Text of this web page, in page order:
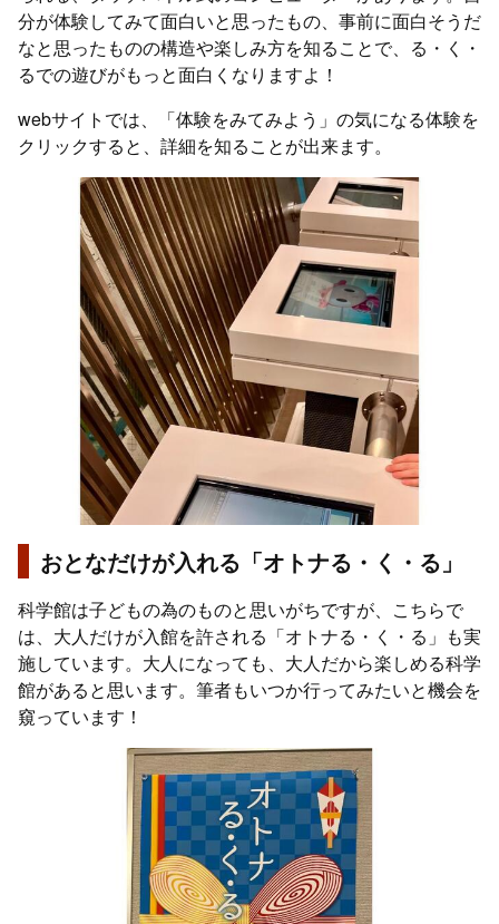
分が体験してみて面白いと思ったもの、事前に面白そうだ
なと思ったものの構造や楽しみ方を知ることで、る・く・
るでの遊びがもっと面白くなりますよ！
webサイトでは、「体験をみてみよう」の気になる体験を
クリックすると、詳細を知ることが出来ます。
おとなだけが入れる「オトナる・く・る」
科学館は子どもの為のものと思いがちですが、こちらで
は、大人だけが入館を許される「オトナる・く・る」も実
施しています。大人になっても、大人だから楽しめる科学
館があると思います。筆者もいつか行ってみたいと機会を
窺っています！